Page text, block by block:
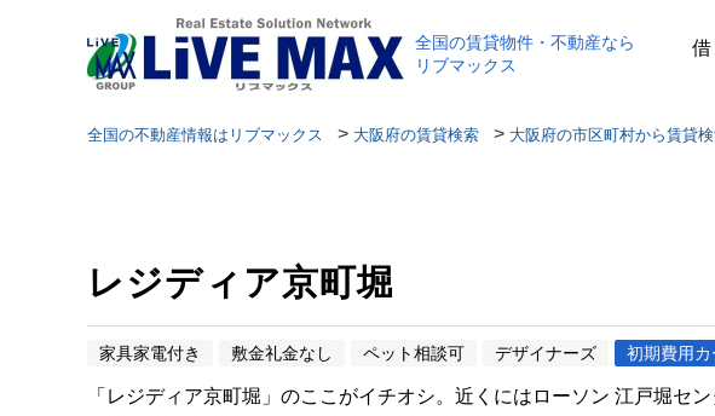
全国の賃貸物件・不動産なら
リブマックス
借
全国の不動産情報はリブマックス > 大阪府の賃貸検索 > 大阪府の市区町村から賃貸
レジディア京町堀
家具家電付き 敷金礼金なし ペット相談可 デザイナーズ 初期費用
「レジディア京町堀」のここがイチオシ。近くにはローソン 江戸堀